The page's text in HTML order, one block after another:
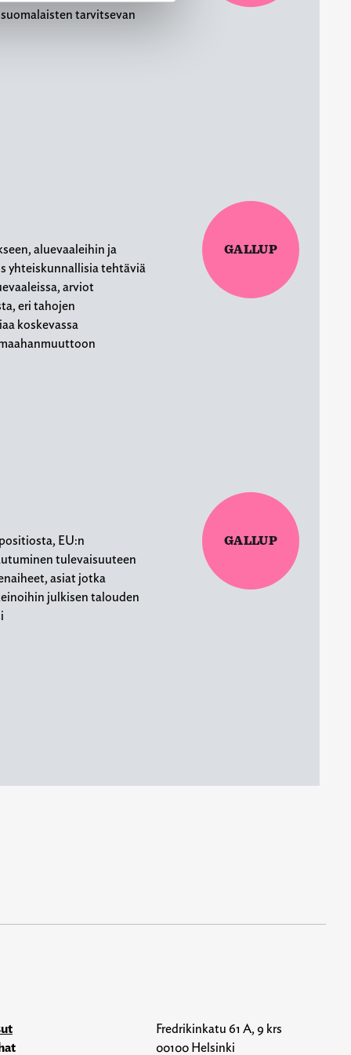
tarvitsevan
GALLUP
aluevaaleihin ja
yhteiskunnallisia tehtäviä
arviot
eri tahojen
koskevassa
GALLUP
EU:n
tulevaisuuteen
asiat jotka
julkisen talouden
Fredrikinkatu 61 A, 9 krs
00100 Helsinki